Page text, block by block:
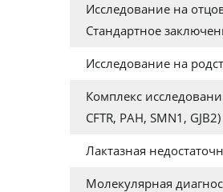
Исследование на
Стандартное
Исследование на
Комплекс
CFTR, PAH, SMN1, GJB2)
Лактазная
Молекулярная